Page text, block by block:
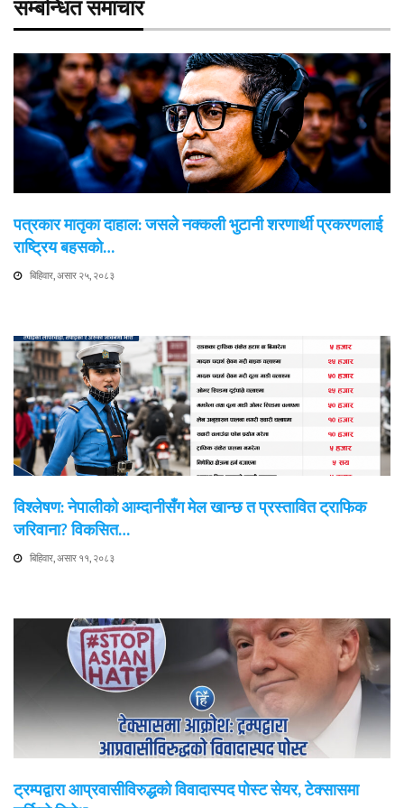
सम्बन्धित समाचार
पत्रकार मातृका दाहाल: जसले नक्कली भुटानी शरणार्थी प्रकरणलाई
राष्ट्रिय बहसको…
बिहिवार, असार २५, २०८३
विश्लेषण: नेपालीको आम्दानीसँग मेल खान्छ त प्रस्तावित ट्राफिक
जरिवाना? विकसित…
बिहिवार, असार ११, २०८३
ट्रम्पद्वारा आप्रवासीविरुद्धको विवादास्पद पोस्ट सेयर, टेक्सासमा